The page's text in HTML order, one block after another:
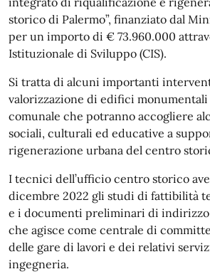
storico di Palermo”, finanziato dal
per un importo di € 73.960.000
Istituzionale di Sviluppo (CIS).
Si tratta di alcuni importanti
valorizzazione di edifici
comunale che potranno accogliere
sociali, culturali ed educative a
rigenerazione urbana del centro
I tecnici dell’ufficio centro storico
dicembre 2022 gli studi di fattibilità
e i documenti preliminari di indirizzo
che agisce come centrale di
delle gare di lavori e dei relativi
ingegneria.